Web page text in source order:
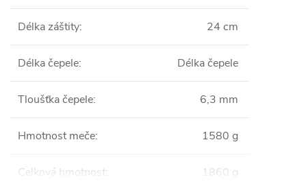
Délka záštity: 24 cm
Délka čepele: Délka čepele
Tloušťka čepele: 6,3 mm
Hmotnost meče: 1580 g
Celková hmotnost: 1860 g